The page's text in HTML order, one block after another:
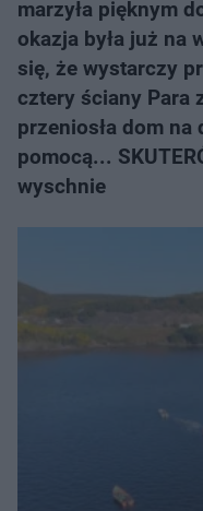
marzyła pięknym
okazja była już na
się, że wystarczy
cztery ściany Para
przeniosła dom
pomocą...
wyschnie